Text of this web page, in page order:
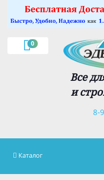
0
Все
и
8-
Каталог